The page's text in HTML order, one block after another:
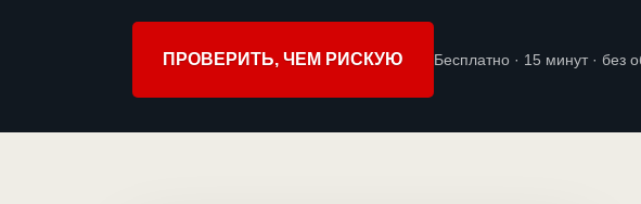
ПРОВЕРИТЬ, ЧЕМ РИСКУЮ Бесплатно · 15 минут · без